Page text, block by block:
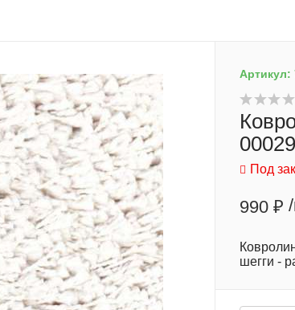
Артикул:
Под
990 ₽
шегги -